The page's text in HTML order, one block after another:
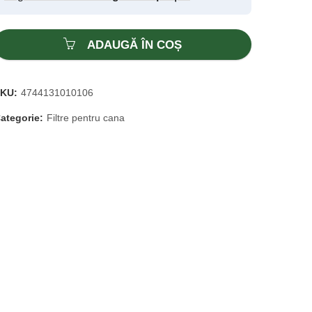
ADAUGĂ ÎN COȘ
4744131010106
Filtre pentru cana